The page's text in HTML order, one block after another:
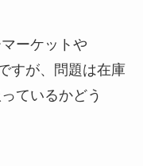
ーケットや
すが、問題は在庫
ているかどう